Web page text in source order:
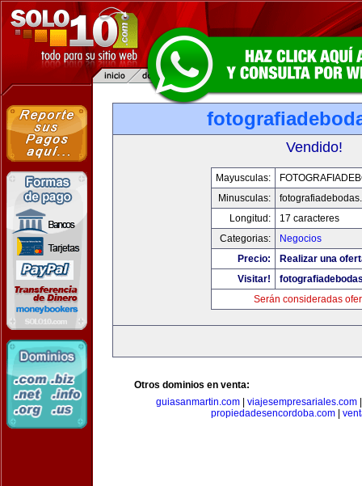
Vendido!
Mayusculas:
Minusculas:
Longitud:
17 caracteres
Categorias:
Negocios
Precio:
Realizar una
Visitar!
Serán consideradas
Otros dominios en venta:
guiasanmartin.com| viajesempresariales.com
propiedadesencordoba.com|